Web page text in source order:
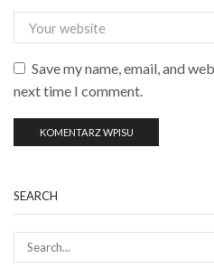
Save my name, email, and
next time I comment.
SEARCH